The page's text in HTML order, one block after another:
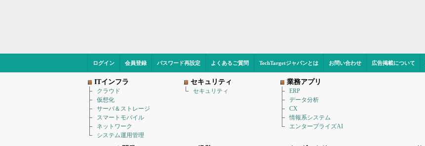
ログイン 会員登録 パスワード再設定 よくあるご質問 TechTargetジャパンとは お問い合わせ 広告掲載について
ITインフラ
クラウド
仮想化
サーバ＆ストレージ
スマートモバイル
ネットワーク
システム運用管理
セキュリティ
セキュリティ
業務アプリ
ERP
データ分析
CX
情報系システム
エンタープライズAI